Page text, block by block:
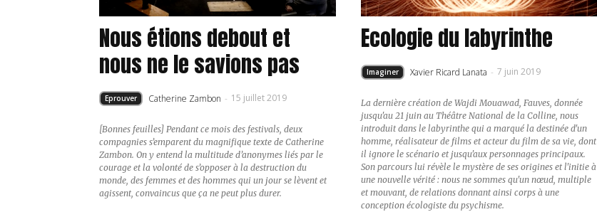
Nous étions debout et
nous ne le savions pas
Eprouver Catherine Zambon - 15 juillet 2019
[Bonnes feuilles] Pendant ce mois des festivals, deux
compagnies s’emparent du magnifique texte de Catherine
Zambon. On y entend la multitude d’anonymes liés par le
courage et la volonté de s’opposer à la destruction du
monde, des femmes et des hommes qui un jour se lèvent et
agissent, convaincus que ça ne peut plus durer.
Ecologie du labyrinthe
Imaginer Xavier Ricard Lanata - 7 juin 2019
La dernière création de Wajdi Mouawad, Fauves, donnée
jusqu'au 21 juin au Théâtre National de la Colline, nous
introduit dans le labyrinthe qui a marqué la destinée d'un
homme, réalisateur de films et acteur du film de sa vie, dont
il ignore le scénario et jusqu'aux personnages principaux.
Son parcours lui révèle le mystère de ses origines et l'initie à
une nouvelle vérité : nous ne sommes qu'un nœud, multiple
et mouvant, de relations donnant ainsi corps à une
conception écologiste du psychisme.